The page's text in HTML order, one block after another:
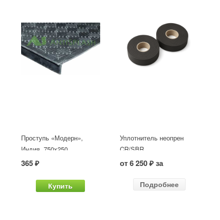
Проступь «Модерн»,
Индия, 750x250
365 ₽
Купить
Уплотнитель неопрен
CR/SBR
от 6 250 ₽ за
Подробнее